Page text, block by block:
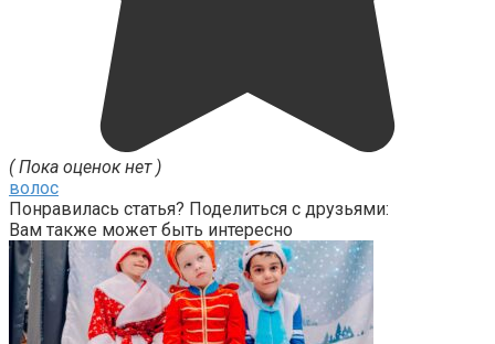
( Пока оценок нет )
волос
Понравилась статья? Поделиться с друзьями:
Вам также может быть интересно